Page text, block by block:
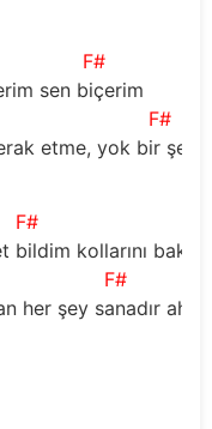
F#
sen biçerim
F#
etme, yok bir
F#
bildim kollarını bak
F#
her şey sanadır ah